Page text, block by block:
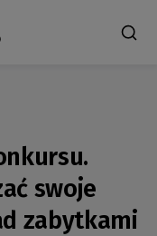
swoje
zabytkami